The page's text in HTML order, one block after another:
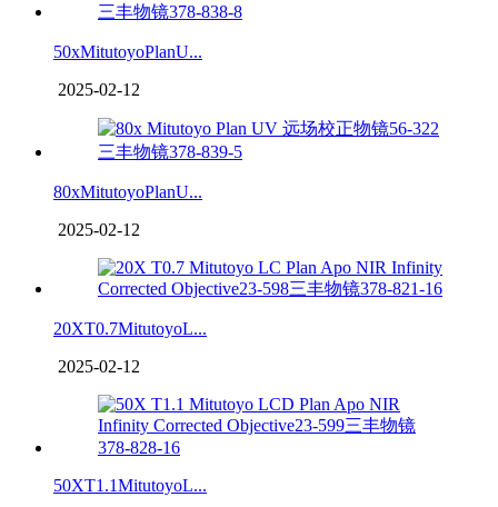
50xMitutoyoPlanU...
2025-02-12
80xMitutoyoPlanU...
2025-02-12
20XT0.7MitutoyoL...
2025-02-12
50XT1.1MitutoyoL...